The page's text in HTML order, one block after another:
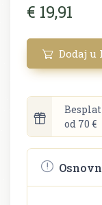
€ 19,91
Dodaj u
od 70 €